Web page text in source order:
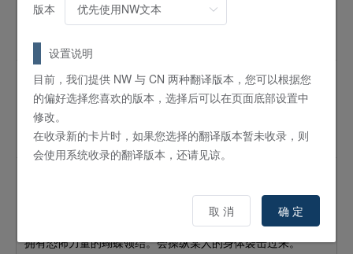
6 星 / ATK:1900 /DEF:1700 / 机械 /
要阶段1。
怪兽 通常
食魂鱼
星 /
一切都被谜团包围的超生命体。
通常
机械 / 暗
拥有恐怖力量的蝴蝶领结。会操纵某人的身体袭击过来。
版本
设置说明
目前，我们提供 NW 与 CN 两种翻译版本，您可以根据您
的偏好选择您喜欢的版本，选择后可以在页面底部设置中
修改。
在收录新的卡片时，如果您选择的翻译版本暂未收录，则
会使用系统收录的翻译版本，还请见谅。
取 消 确 定